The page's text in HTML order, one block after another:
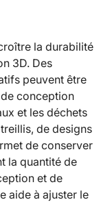
la durabilité
3D. Des
peuvent être
conception
et les déchets
de designs
de conserver
la quantité de
et de
aide à ajuster le